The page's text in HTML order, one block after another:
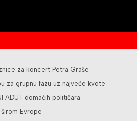
za koncert Petra Graše
za grupnu fazu uz najveće kvote
ADUT domaćih političara
Evrope